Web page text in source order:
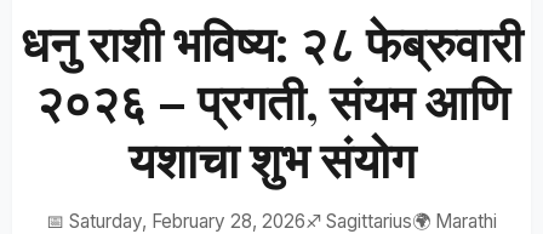
धनु राशी भविष्य: २८ फेब्रुवारी
२०२६ – प्रगती, संयम आणि
यशाचा शुभ संयोग
📅 Saturday, February 28, 2026♐ Sagittarius🌍 Marathi